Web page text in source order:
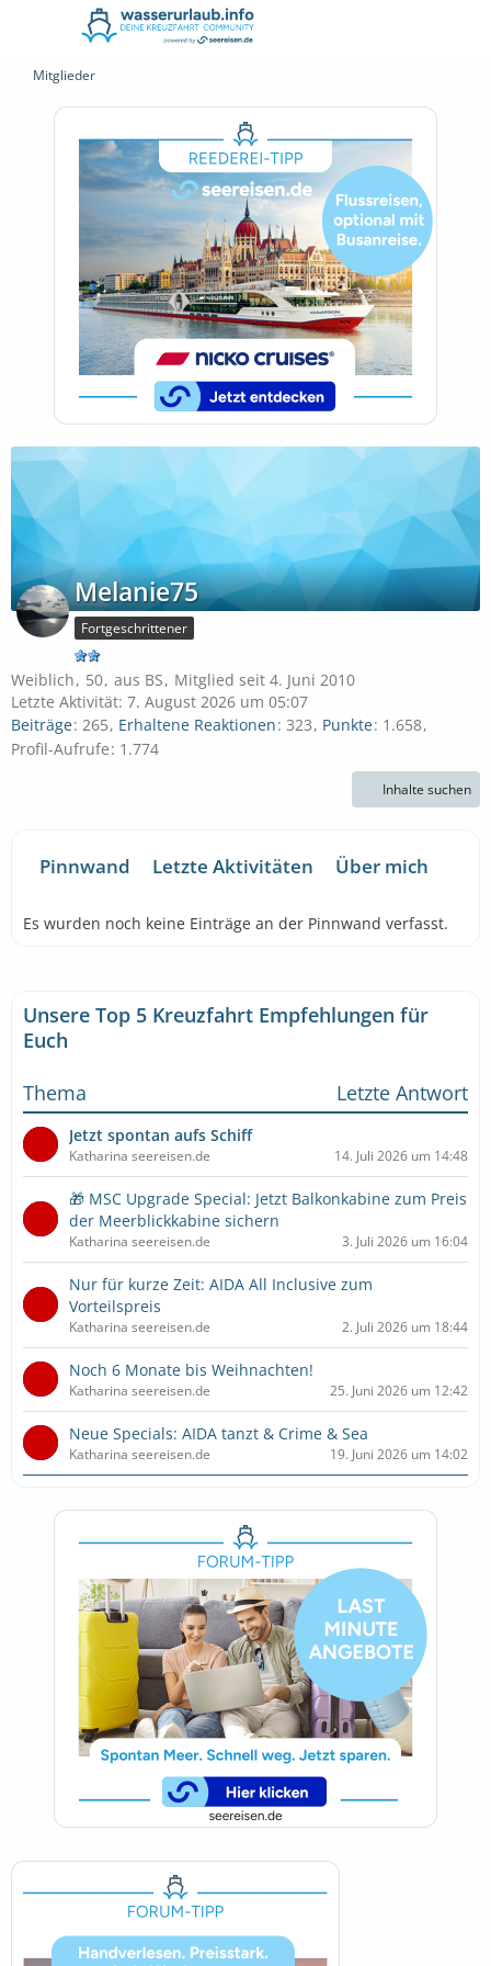
Mitglieder
Melanie75
Fortgeschrittener
Weiblich 50 aus BS
Mitglied seit 4. Juni 2010
Letzte Aktivität: 7. August 2026 um 05:07
Beiträge 265 Erhaltene Reaktionen 323 Punkte 1.658
Profil-Aufrufe 1.774
Inhalte suchen
Pinnwand Letzte Aktivitäten Über mich
Es wurden noch keine Einträge an der Pinnwand verfasst.
Unsere Top 5 Kreuzfahrt Empfehlungen für
Euch
Thema
Letzte Antwort
Jetzt spontan aufs Schiff
Katharina seereisen.de 14. Juli 2026 um 14:48
🎁 MSC Upgrade Special: Jetzt Balkonkabine zum Preis
der Meerblickkabine sichern
Katharina seereisen.de 3. Juli 2026 um 16:04
Nur für kurze Zeit: AIDA All Inclusive zum
Vorteilspreis
Katharina seereisen.de 2. Juli 2026 um 18:44
Noch 6 Monate bis Weihnachten!
Katharina seereisen.de 25. Juni 2026 um 12:42
Neue Specials: AIDA tanzt & Crime & Sea
Katharina seereisen.de 19. Juni 2026 um 14:02